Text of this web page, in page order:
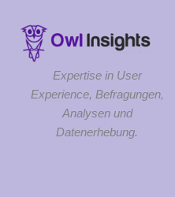
Expertise in User
Experience, Befragungen,
Analysen und
Datenerhebung.